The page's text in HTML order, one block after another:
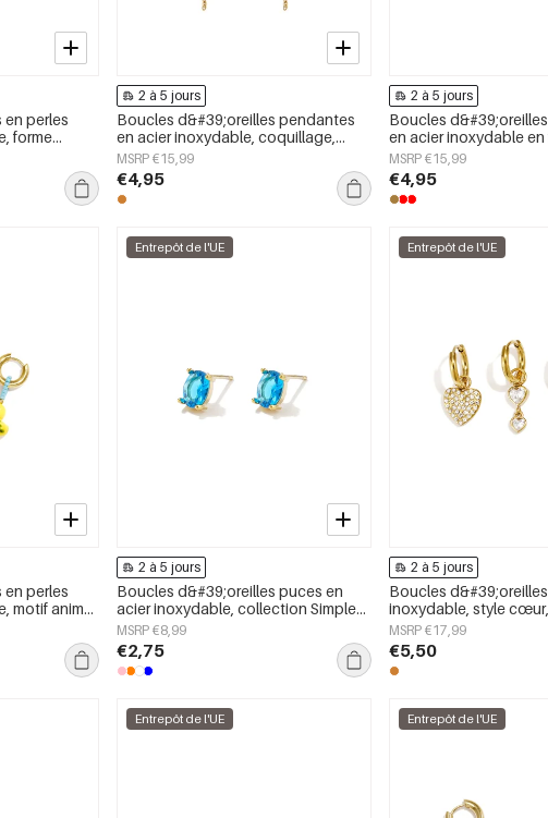
en perles
forme
et
bijoux
2 à 5 jours
Boucles d&#39;oreilles pendantes
en acier inoxydable, coquillage,
collection Simple Simple, bijoux pour
femmes
MSRP €15,99
€4,95
2 à 5 jours
Boucles
en acier inoxydable en
cœur, collection Daily
pour femmes
MSRP €15,99
€4,95
en perles
motif animal
Entrepôt de l'UE
2 à 5 jours
Boucles d&#39;oreilles puces en
acier inoxydable, collection Simple
Daily Simple, bijoux pour femmes
MSRP €8,99
€2,75
Entrepôt de l'UE
2 à 5 jours
Boucles
inoxydable, style
simple, bijoux pour
MSRP €17,99
€5,50
Entrepôt de l'UE Entrepôt de l'UE